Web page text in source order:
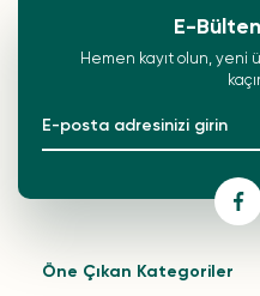
E-
Hemen kayıt olun, yeni
Öne Çıkan Kategoriler